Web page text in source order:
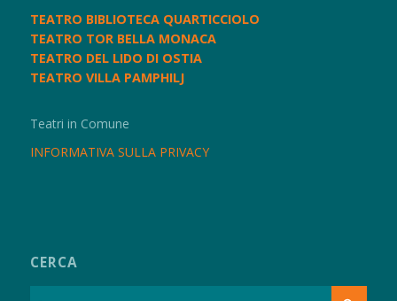
TEATRO BIBLIOTECA QUARTICCIOLO
TEATRO TOR BELLA MONACA
TEATRO DEL LIDO DI OSTIA
TEATRO VILLA PAMPHILJ
Teatri in Comune
INFORMATIVA SULLA PRIVACY
CERCA